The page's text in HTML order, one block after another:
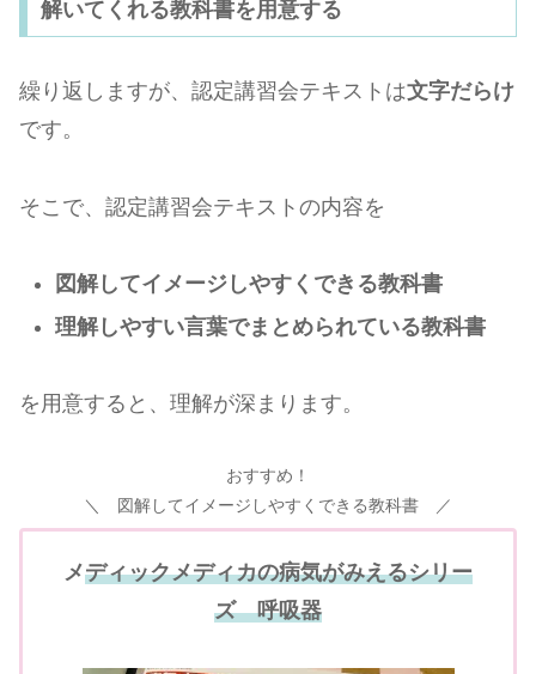
解いてくれる教科書を用意する
繰り返しますが、認定講習会テキストは文字だらけ
です。
そこで、認定講習会テキストの内容を
図解してイメージしやすくできる教科書
理解しやすい言葉でまとめられている教科書
を用意すると、理解が深まります。
おすすめ！
＼ 図解してイメージしやすくできる教科書 ／
メディックメディカの病気がみえるシリー
ズ 呼吸器